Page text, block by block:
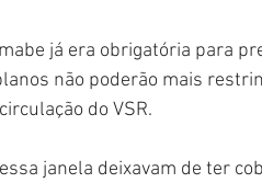
já era obrigatória para
não poderão mais
do VSR.
janela deixavam de ter